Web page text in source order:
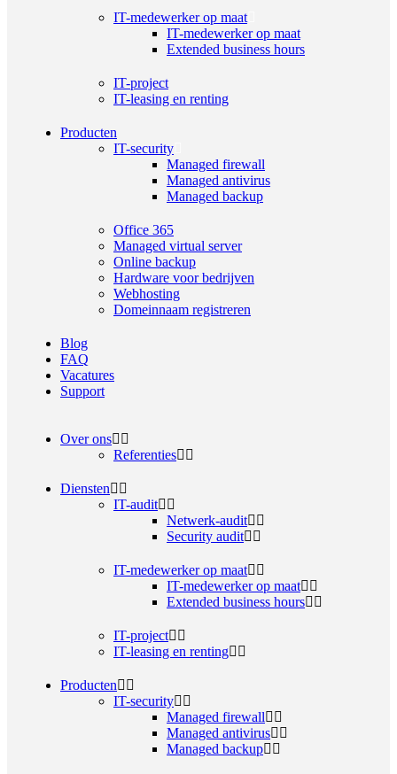
IT-medewerker op maat
IT-medewerker op maat
Extended business hours
IT-project
IT-leasing en renting
Producten
IT-security
Managed firewall
Managed antivirus
Managed backup
Office 365
Managed virtual server
Online backup
Hardware voor bedrijven
Webhosting
Domeinnaam registreren
Blog
FAQ
Vacatures
Support
Over ons
Referenties
Diensten
IT-audit
Netwerk-audit
Security audit
IT-medewerker op maat
IT-medewerker op maat
Extended business hours
IT-project
IT-leasing en renting
Producten
IT-security
Managed firewall
Managed antivirus
Managed backup